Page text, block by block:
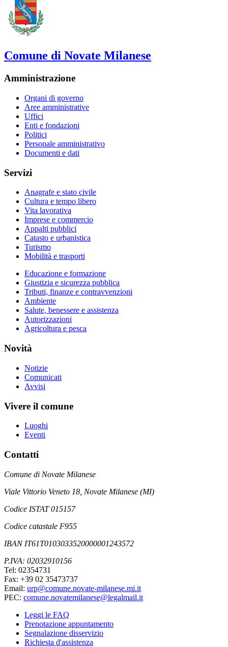
Comune di Novate Milanese
Amministrazione
Organi di governo
Aree amministrative
Uffici
Enti e fondazioni
Politici
Personale amministrativo
Documenti e dati
Servizi
Anagrafe e stato civile
Cultura e tempo libero
Vita lavorativa
Imprese e commercio
Appalti pubblici
Catasto e urbanistica
Turismo
Mobilità e trasporti
Educazione e formazione
Giustizia e sicurezza pubblica
Tributi, finanze e contravvenzioni
Ambiente
Salute, benessere e assistenza
Autorizzazioni
Agricoltura e pesca
Novità
Notizie
Comunicati
Avvisi
Vivere il comune
Luoghi
Eventi
Contatti
Comune di Novate Milanese
Viale Vittorio Veneto 18, Novate Milanese (MI)
Codice ISTAT 015157
Codice catastale F955
IBAN IT61T0103033520000001243572
P.IVA: 02032910156
Tel: 02354731
Fax: +39 02 35473737
Email: urp@comune.novate-milanese.mi.it
PEC: comune.novatemilanese@legalmail.it
Leggi le FAQ
Prenotazione appuntamento
Segnalazione disservizio
Richiesta d'assistenza